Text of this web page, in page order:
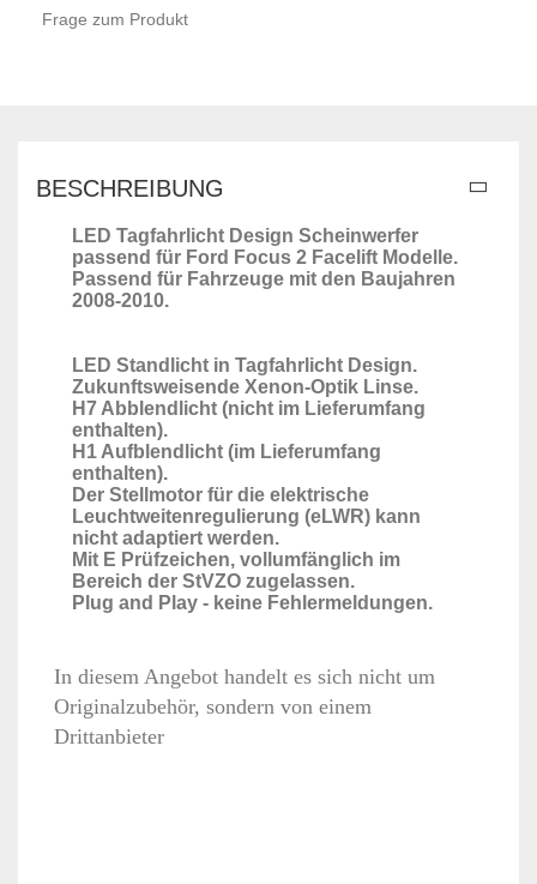
Frage zum Produkt
BESCHREIBUNG
LED Tagfahrlicht Design Scheinwerfer
passend für Ford Focus 2 Facelift Modelle.
Passend für Fahrzeuge mit den Baujahren
2008-2010.
LED Standlicht in Tagfahrlicht Design.
Zukunftsweisende Xenon-Optik Linse.
H7 Abblendlicht (nicht im Lieferumfang
enthalten).
H1 Aufblendlicht (im Lieferumfang
enthalten).
Der Stellmotor für die elektrische
Leuchtweitenregulierung (eLWR) kann
nicht adaptiert werden.
Mit E Prüfzeichen, vollumfänglich im
Bereich der StVZO zugelassen.
Plug and Play - keine Fehlermeldungen.
In diesem Angebot handelt es sich nicht um
Originalzubehör, sondern von einem
Drittanbieter